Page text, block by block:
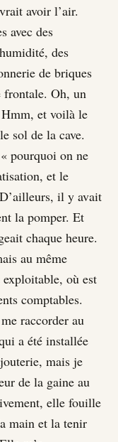
avoir l’air.
avec des
des
de briques
frontale. Oh, un
et voilà le
sol de la cave.
pourquoi on ne
et le
il y avait
la pomper. Et
chaque heure.
au même
où est
comptables.
raccorder au
a été installée
mais je
de la gaine au
elle fouille
main et la tenir